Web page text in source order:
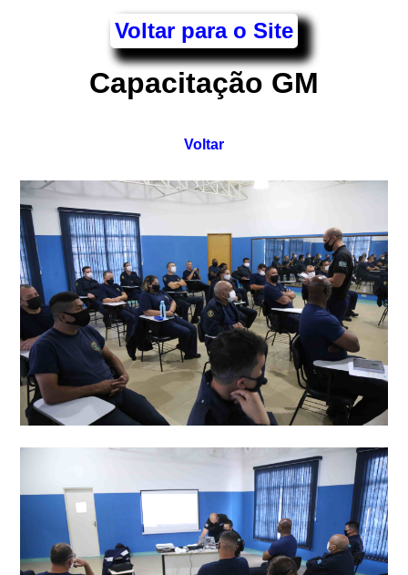
Voltar para o Site
Capacitação GM
Voltar